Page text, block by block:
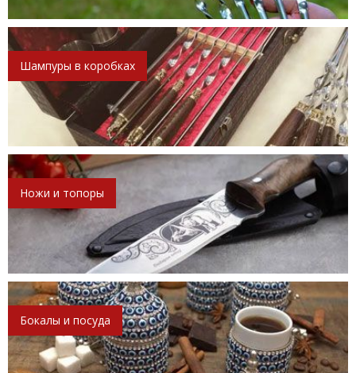
Шампуры в коробках
Ножи и топоры
Бокалы и посуда